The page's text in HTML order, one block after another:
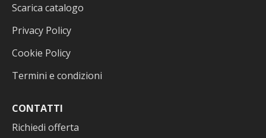
Scarica catalogo
Privacy Policy
Cookie Policy
Termini e condizioni
CONTATTI
Richiedi offerta